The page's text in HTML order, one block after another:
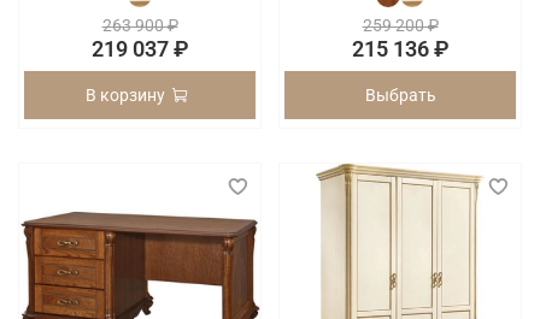
263 900 ₽
219 037 ₽
В корзину
259 200 ₽
215 136 ₽
Выбрать